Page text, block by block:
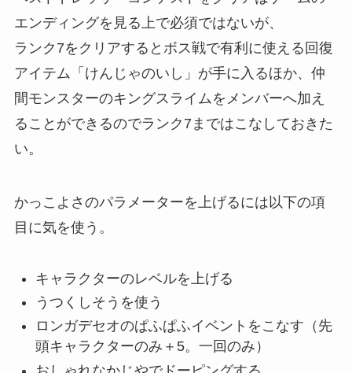
エンディングを見る上で必須ではないが、
ランク7をクリアするとボス戦で有利に使える回復
アイテム「けんじゃのいし」が手に入るほか、仲
間モンスターのキングスライムをメンバーへ加え
ることができるのでランク7まではこなしておきた
い。
かっこよさのパラメーターを上げるには以下の項
目に気を使う。
キャラクターのレベルを上げる
うつくしそうを使う
ロンガデセオのぱふぱふイベントをこなす（先
頭キャラクターのみ＋5。一回のみ）